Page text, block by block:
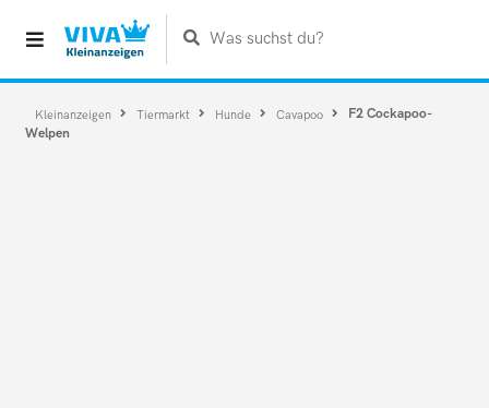
Was suchst du?
Kleinanzeigen Tiermarkt Hunde Cavapoo
F2 Cockapoo-
Welpen